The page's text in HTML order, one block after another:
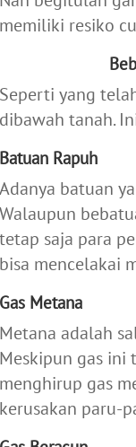
memiliki resiko
Seperti yang
dibawah tanah.
Batuan Rapuh
Adanya batuan
Walaupun
tetap saja para
bisa mencelakai
Gas Metana
Metana adalah
Meskipun gas ini
menghirup gas
kerusakan paru-